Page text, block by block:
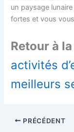
un paysage
fortes et vous
Retour à
activités
meilleurs
PRÉCÉDENT